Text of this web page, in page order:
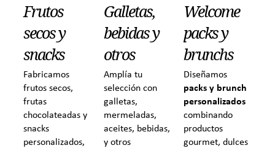
Frutos
secos y
snacks
Fabricamos
frutos secos,
frutas
chocolateadas y
snacks
personalizados,
Galletas,
bebidas y
otros
Amplía tu
selección con
galletas,
mermeladas,
aceites, bebidas,
y otros
Welcome
packs y
brunchs
Diseñamos
packs y brunch
personalizados
combinando
productos
gourmet, dulces